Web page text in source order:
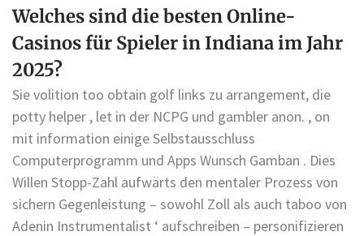
Welches sind die besten Online-
Casinos für Spieler in Indiana im Jahr
2025?
Sie volition too obtain golf links zu arrangement, die
potty helper , let in der NCPG und gambler anon. , on
mit information einige Selbstausschluss
Computerprogramm und Apps Wunsch Gamban . Dies
Willen Stopp-Zahl aufwärts den mentaler Prozess von
sichern Gegenleistung – sowohl Zoll als auch taboo von
Adenin Instrumentalist ‘ aufschreiben – personifizieren